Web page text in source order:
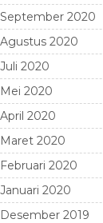
September 2020
Agustus 2020
Juli 2020
Mei 2020
April 2020
Maret 2020
Februari 2020
Januari 2020
Desember 2019